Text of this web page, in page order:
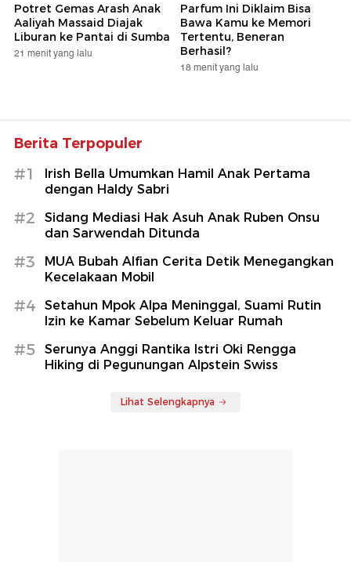
Potret Gemas Arash Anak
Aaliyah Massaid Diajak
Liburan ke Pantai di Sumba
21 menit yang lalu
Parfum Ini Diklaim Bisa
Bawa Kamu ke Memori
Tertentu, Beneran
Berhasil?
18 menit yang lalu
Berita Terpopuler
#1
Irish Bella Umumkan Hamil Anak Pertama
dengan Haldy Sabri
#2
Sidang Mediasi Hak Asuh Anak Ruben Onsu
dan Sarwendah Ditunda
#3
MUA Bubah Alfian Cerita Detik Menegangkan
Kecelakaan Mobil
#4
Setahun Mpok Alpa Meninggal, Suami Rutin
Izin ke Kamar Sebelum Keluar Rumah
#5
Serunya Anggi Rantika Istri Oki Rengga
Hiking di Pegunungan Alpstein Swiss
Lihat Selengkapnya